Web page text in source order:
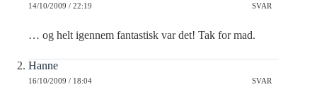
14/10/2009 / 22:19 SVAR
… og helt igennem fantastisk var det! Tak for mad.
Hanne
16/10/2009 / 18:04 SVAR